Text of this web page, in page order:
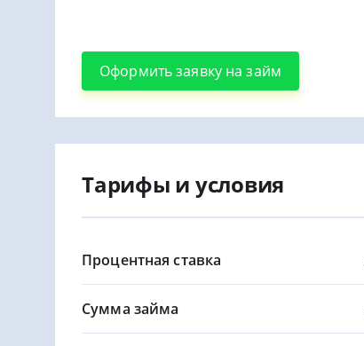
Оформить заявку на займ
Тарифы и условия
Процентная ставка
Сумма займа